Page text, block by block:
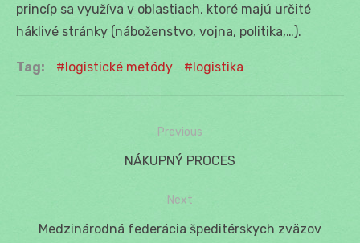
princíp sa využíva v oblastiach, ktoré majú určité
háklivé stránky (náboženstvo, vojna, politika,…).
Tag: logistické metódy logistika
Navigácia
Previous
Previous
NÁKUPNÝ PROCES
Next
Next
Medzinárodná federácia špeditérskych zväzov